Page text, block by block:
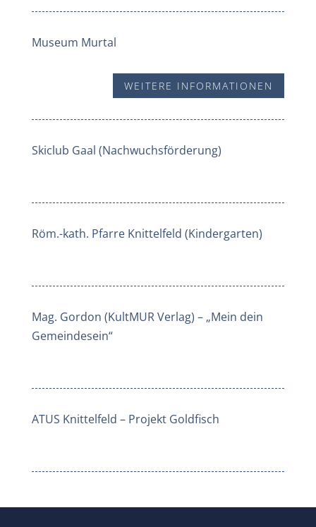
Museum Murtal
WEITERE INFORMATIONEN
Skiclub Gaal (Nachwuchsförderung)
Röm.-kath. Pfarre Knittelfeld (Kindergarten)
Mag. Gordon (KultMUR Verlag) – „Mein dein
Gemeindesein“
ATUS Knittelfeld – Projekt Goldfisch